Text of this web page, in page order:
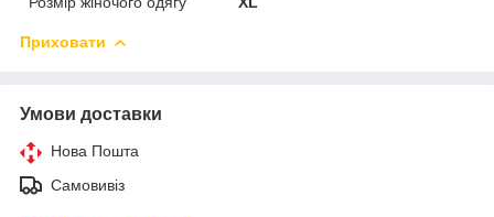
Приховати
Умови доставки
Нова Пошта
Самовивіз